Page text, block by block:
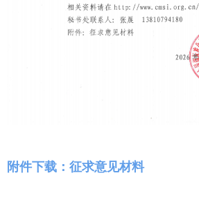
附件下载：征求意见材料